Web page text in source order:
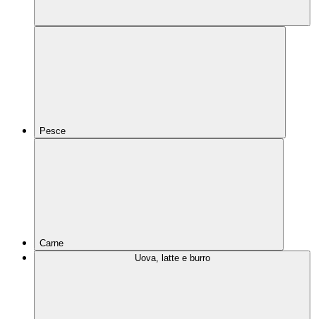
Pesce
Carne
Uova, latte e burro